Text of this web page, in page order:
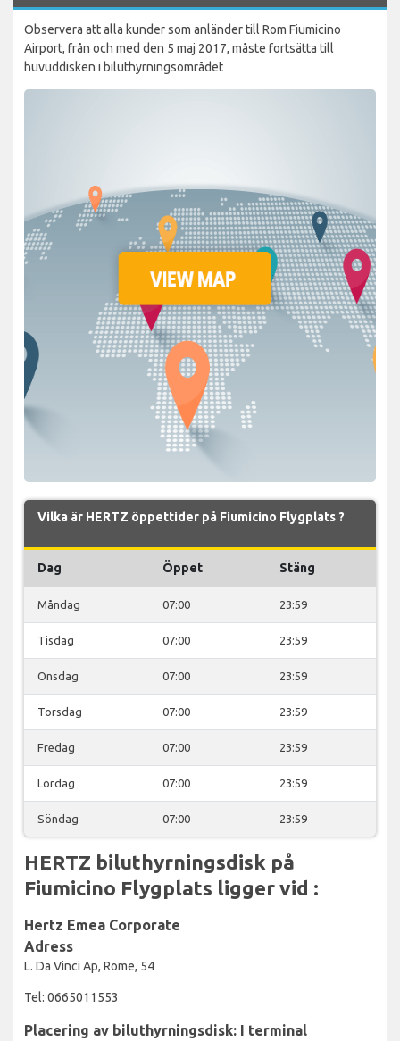
Observera att alla kunder som anländer till Rom Fiumicino
Airport, från och med den 5 maj 2017, måste fortsätta till
huvuddisken i biluthyrningsområdet
Vilka är HERTZ öppettider på Fiumicino Flygplats ?
Dag Öppet Stäng
Måndag 07:00 23:59
Tisdag 07:00 23:59
Onsdag 07:00 23:59
Torsdag 07:00 23:59
Fredag 07:00 23:59
Lördag 07:00 23:59
Söndag 07:00 23:59
HERTZ biluthyrningsdisk på
Fiumicino Flygplats ligger vid :
Hertz Emea Corporate
Adress
L. Da Vinci Ap, Rome, 54
Tel: 0665011553
Placering av biluthyrningsdisk: I terminal